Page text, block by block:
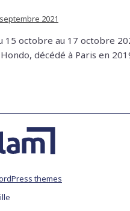
2021
15 octobre au 17 octobre
décédé à Paris en
themes